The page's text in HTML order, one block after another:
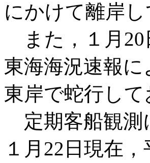
にかけて離岸
また，１月20
東海海況速報
東岸で蛇行し
定期客船観測
１月22日現在